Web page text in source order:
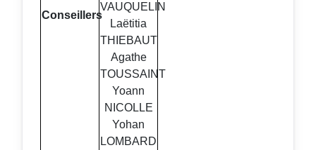
Conseillers
VAUQUELIN
Laëtitia
THIEBAUT
Agathe
TOUSSAINT
Yoann
NICOLLE
Yohan
LOMBARD